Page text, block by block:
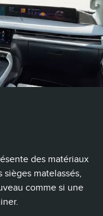
des matériaux
matelassés,
comme si une